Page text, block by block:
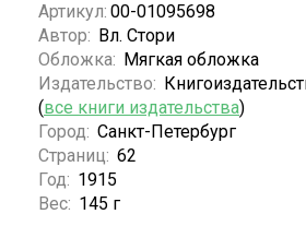
Артикул: 00-01095698
Автор: Вл. Стори
Обложка: Мягкая обложка
Издательство:
(все книги издательства)
Город: Санкт-Петербург
Страниц: 62
Год: 1915
Вес: 145 г